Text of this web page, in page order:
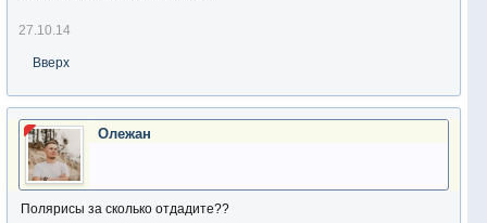
27.10.14
Вверх
Олежан
Полярисы за сколько отдадите??